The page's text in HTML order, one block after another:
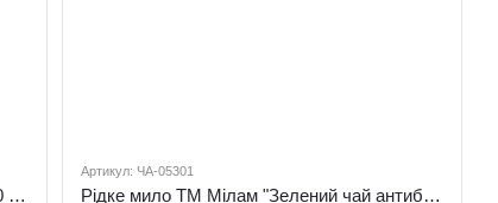
Рідке мило ТМ МілаМ з гліцерином, 5000 мл
Артикул: ЧА-05301
Рідке мило ТМ Мілам "Зелений чай антибактеріальний комплекс", 5000 мл